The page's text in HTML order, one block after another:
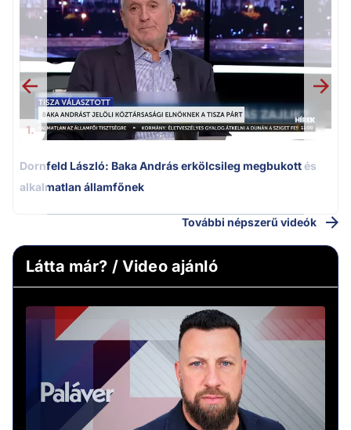
1.
Dornfeld László: Baka András erkölcsileg megbukott és
alkalmatlan államfőnek
További népszerű videók
Látta már? / Video ajánló